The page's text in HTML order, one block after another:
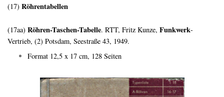
(17) Röhrentabellen
(17aa) Röhren-Taschen-Tabelle. RTT, Fritz Kunze, Funkwerk-
Vertrieb, (2) Potsdam, Seestraße 43, 1949.
Format 12,5 x 17 cm, 128 Seiten